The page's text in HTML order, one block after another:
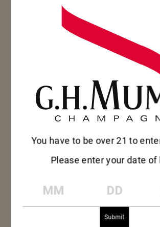
You have to be over 21 to
Please enter your date of